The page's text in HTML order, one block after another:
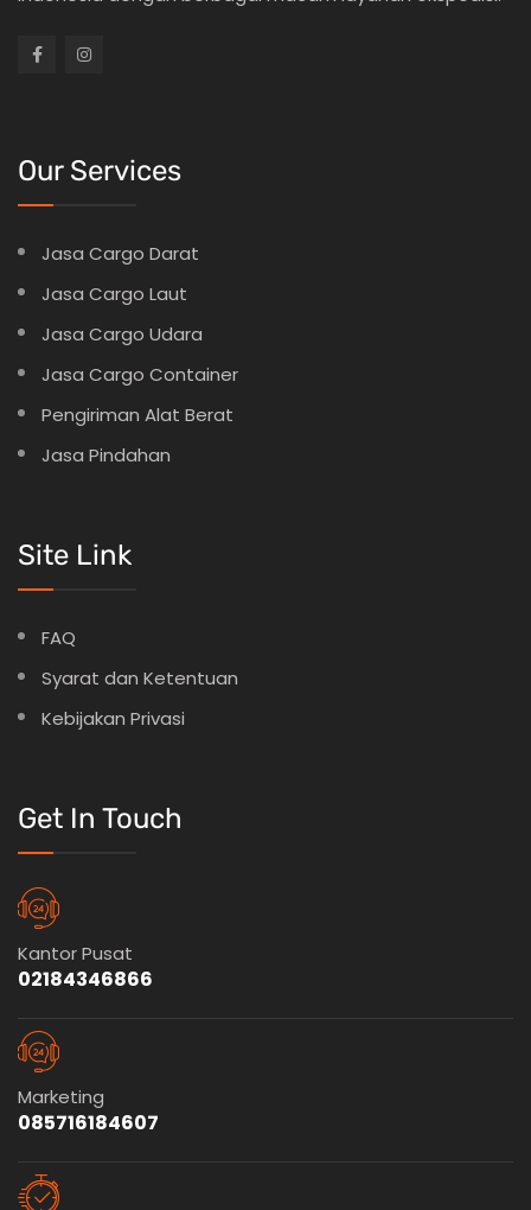
Our Services
Jasa Cargo Darat
Jasa Cargo Laut
Jasa Cargo Udara
Jasa Cargo Container
Pengiriman Alat Berat
Jasa Pindahan
Site Link
FAQ
Syarat dan Ketentuan
Kebijakan Privasi
Get In Touch
Kantor Pusat
02184346866
Marketing
085716184607